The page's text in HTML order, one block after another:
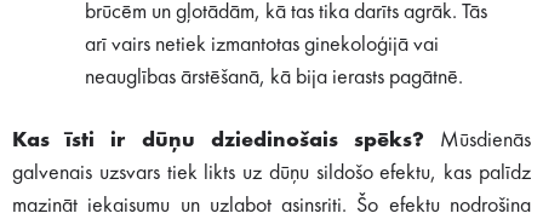
brūcēm un gļotādām, kā tas tika darīts agrāk. Tās
arī vairs netiek izmantotas ginekoloģijā vai
neauglības ārstēšanā, kā bija ierasts pagātnē.
Kas īsti ir dūņu dziedinošais spēks? Mūsdienās
galvenais uzsvars tiek likts uz dūņu sildošo efektu, kas palīdz
mazināt iekaisumu un uzlabot asinsriti. Šo efektu nodrošina